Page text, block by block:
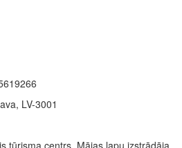
LV-3001
tūrisma centrs. Mājas lapu izstrādāja